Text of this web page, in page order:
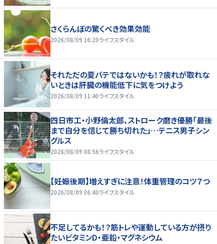
さくらんぼの驚くべき効果効能
2026/08/09 16:20ライフスタイル
それただの夏バテではないかも！？疲れが取れな
いときは肝臓の機能低下に気をつけよう
2026/08/09 11:40ライフスタイル
四日市工・小野倫太郎、ストローク磨き優勝「最後
まで自分を信じて勝ち切れた」…テニス男子シン
グルス
2026/08/09 08:56ライフスタイル
【妊娠後期】増えすぎに注意！体重管理のコツ７つ
2026/08/09 06:40ライフスタイル
不足してるかも！？筋トレや運動している方が摂り
たいビタミンD・亜鉛・マグネシウム